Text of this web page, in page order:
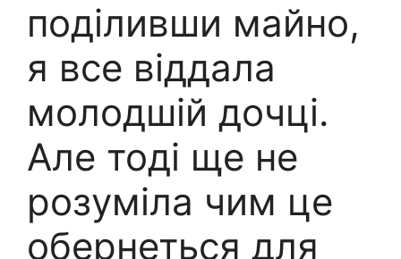
поділивши майно,
я все віддала
молодшій дочці.
Але тоді ще не
розуміла чим це
обернеться для